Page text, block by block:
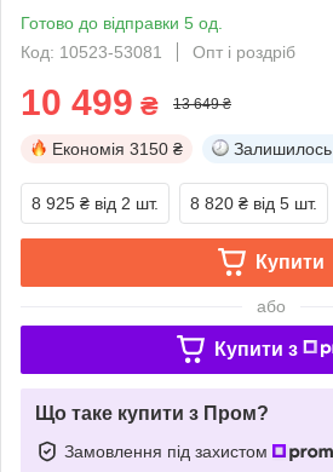
Готово до відправки 5 од.
Код: 10523-53081
Опт і роздріб
10 499 ₴ 13 649 ₴
Економія 3150 ₴ Залишилось
8 925 ₴ від 2 шт. 8 820 ₴ від 5 шт.
Купити
або
Купити з
Що таке купити з Пром?
Замовлення під захистом